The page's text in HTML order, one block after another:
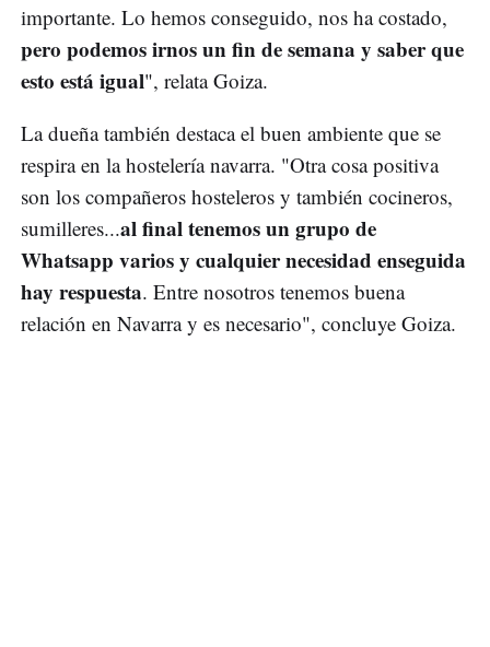
importante. Lo hemos conseguido, nos ha costado,
pero podemos irnos un fin de semana y saber que
esto está igual", relata Goiza.
La dueña también destaca el buen ambiente que se
respira en la hostelería navarra. "Otra cosa positiva
son los compañeros hosteleros y también cocineros,
sumilleres...al final tenemos un grupo de
Whatsapp varios y cualquier necesidad enseguida
hay respuesta. Entre nosotros tenemos buena
relación en Navarra y es necesario", concluye Goiza.